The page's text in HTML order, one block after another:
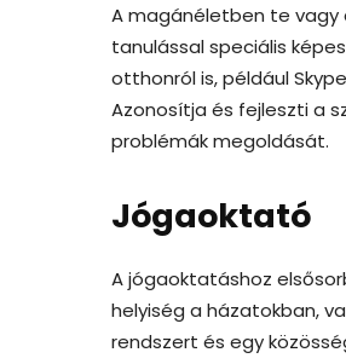
A magánéletben te vagy
tanulással speciális
otthonról is, például
Azonosítja és fejleszti a
problémák megoldását.
Jógaoktató
A jógaoktatáshoz
helyiség a házatokban,
rendszert és egy